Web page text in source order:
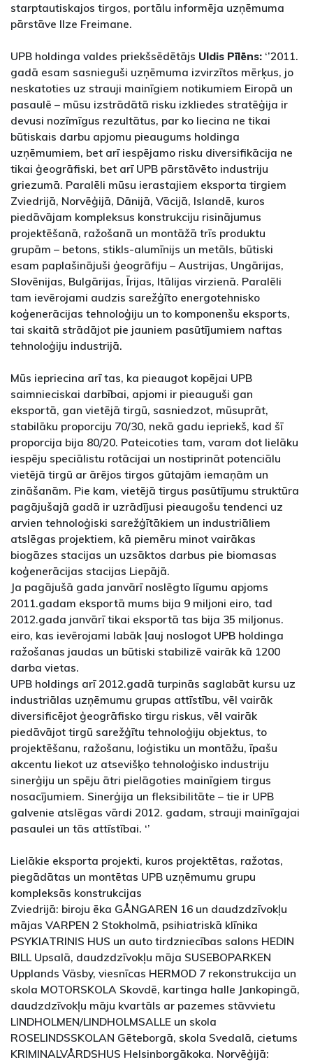
starptautiskajos tirgos, portālu informēja uzņēmuma
pārstāve Ilze Freimane.
UPB holdinga valdes priekšsēdētājs Uldis Pīlēns: ‘’2011.
gadā esam sasnieguši uzņēmuma izvirzītos mērķus, jo
neskatoties uz strauji mainīgiem notikumiem Eiropā un
pasaulē – mūsu izstrādātā risku izkliedes stratēģija ir
devusi nozīmīgus rezultātus, par ko liecina ne tikai
būtiskais darbu apjomu pieaugums holdinga
uzņēmumiem, bet arī iespējamo risku diversifikācija ne
tikai ģeogrāfiski, bet arī UPB pārstāvēto industriju
griezumā. Paralēli mūsu ierastajiem eksporta tirgiem
Zviedrijā, Norvēģijā, Dānijā, Vācijā, Islandē, kuros
piedāvājam kompleksus konstrukciju risinājumus
projektēšanā, ražošanā un montāžā trīs produktu
grupām – betons, stikls-alumīnijs un metāls, būtiski
esam paplašinājuši ģeogrāfiju – Austrijas, Ungārijas,
Slovēnijas, Bulgārijas, Īrijas, Itālijas virzienā. Paralēli
tam ievērojami audzis sarežģīto energotehnisko
koģenerācijas tehnoloģiju un to komponenšu eksports,
tai skaitā strādājot pie jauniem pasūtījumiem naftas
tehnoloģiju industrijā.
Mūs iepriecina arī tas, ka pieaugot kopējai UPB
saimnieciskai darbībai, apjomi ir pieauguši gan
eksportā, gan vietējā tirgū, sasniedzot, mūsuprāt,
stabilāku proporciju 70/30, nekā gadu iepriekš, kad šī
proporcija bija 80/20. Pateicoties tam, varam dot lielāku
iespēju speciālistu rotācijai un nostiprināt potenciālu
vietējā tirgū ar ārējos tirgos gūtajām iemaņām un
zināšanām. Pie kam, vietējā tirgus pasūtījumu struktūra
pagājušajā gadā ir uzrādījusi pieaugošu tendenci uz
arvien tehnoloģiski sarežģītākiem un industriāliem
atslēgas projektiem, kā piemēru minot vairākas
biogāzes stacijas un uzsāktos darbus pie biomasas
koģenerācijas stacijas Liepājā.
Ja pagājušā gada janvārī noslēgto līgumu apjoms
2011.gadam eksportā mums bija 9 miljoni eiro, tad
2012.gada janvārī tikai eksportā tas bija 35 miljonus.
eiro, kas ievērojami labāk ļauj noslogot UPB holdinga
ražošanas jaudas un būtiski stabilizē vairāk kā 1200
darba vietas.
UPB holdings arī 2012.gadā turpinās saglabāt kursu uz
industriālas uzņēmumu grupas attīstību, vēl vairāk
diversificējot ģeogrāfisko tirgu riskus, vēl vairāk
piedāvājot tirgū sarežģītu tehnoloģiju objektus, to
projektēšanu, ražošanu, loģistiku un montāžu, īpašu
akcentu liekot uz atsevišķo tehnoloģisko industriju
sinerģiju un spēju ātri pielāgoties mainīgiem tirgus
nosacījumiem. Sinerģija un fleksibilitāte – tie ir UPB
galvenie atslēgas vārdi 2012. gadam, strauji mainīgajai
pasaulei un tās attīstībai. ‘’
Lielākie eksporta projekti, kuros projektētas, ražotas,
piegādātas un montētas UPB uzņēmumu grupu
kompleksās konstrukcijas
Zviedrijā: biroju ēka GÅNGAREN 16 un daudzdzīvokļu
mājas VARPEN 2 Stokholmā, psihiatriskā klīnika
PSYKIATRINIS HUS un auto tirdzniecības salons HEDIN
BILL Upsalā, daudzdzīvokļu māja SUSEBOPARKEN
Upplands Väsby, viesnīcas HERMOD 7 rekonstrukcija un
skola MOTORSKOLA Skovdē, kartinga halle Jankopingā,
daudzdzīvokļu māju kvartāls ar pazemes stāvvietu
LINDHOLMEN/LINDHOLMSALLE un skola
ROSELINDSSKOLAN Gēteborgā, skola Svedalā, cietums
KRIMINALVÅRDSHUS Helsinborgākoka. Norvēģijā: